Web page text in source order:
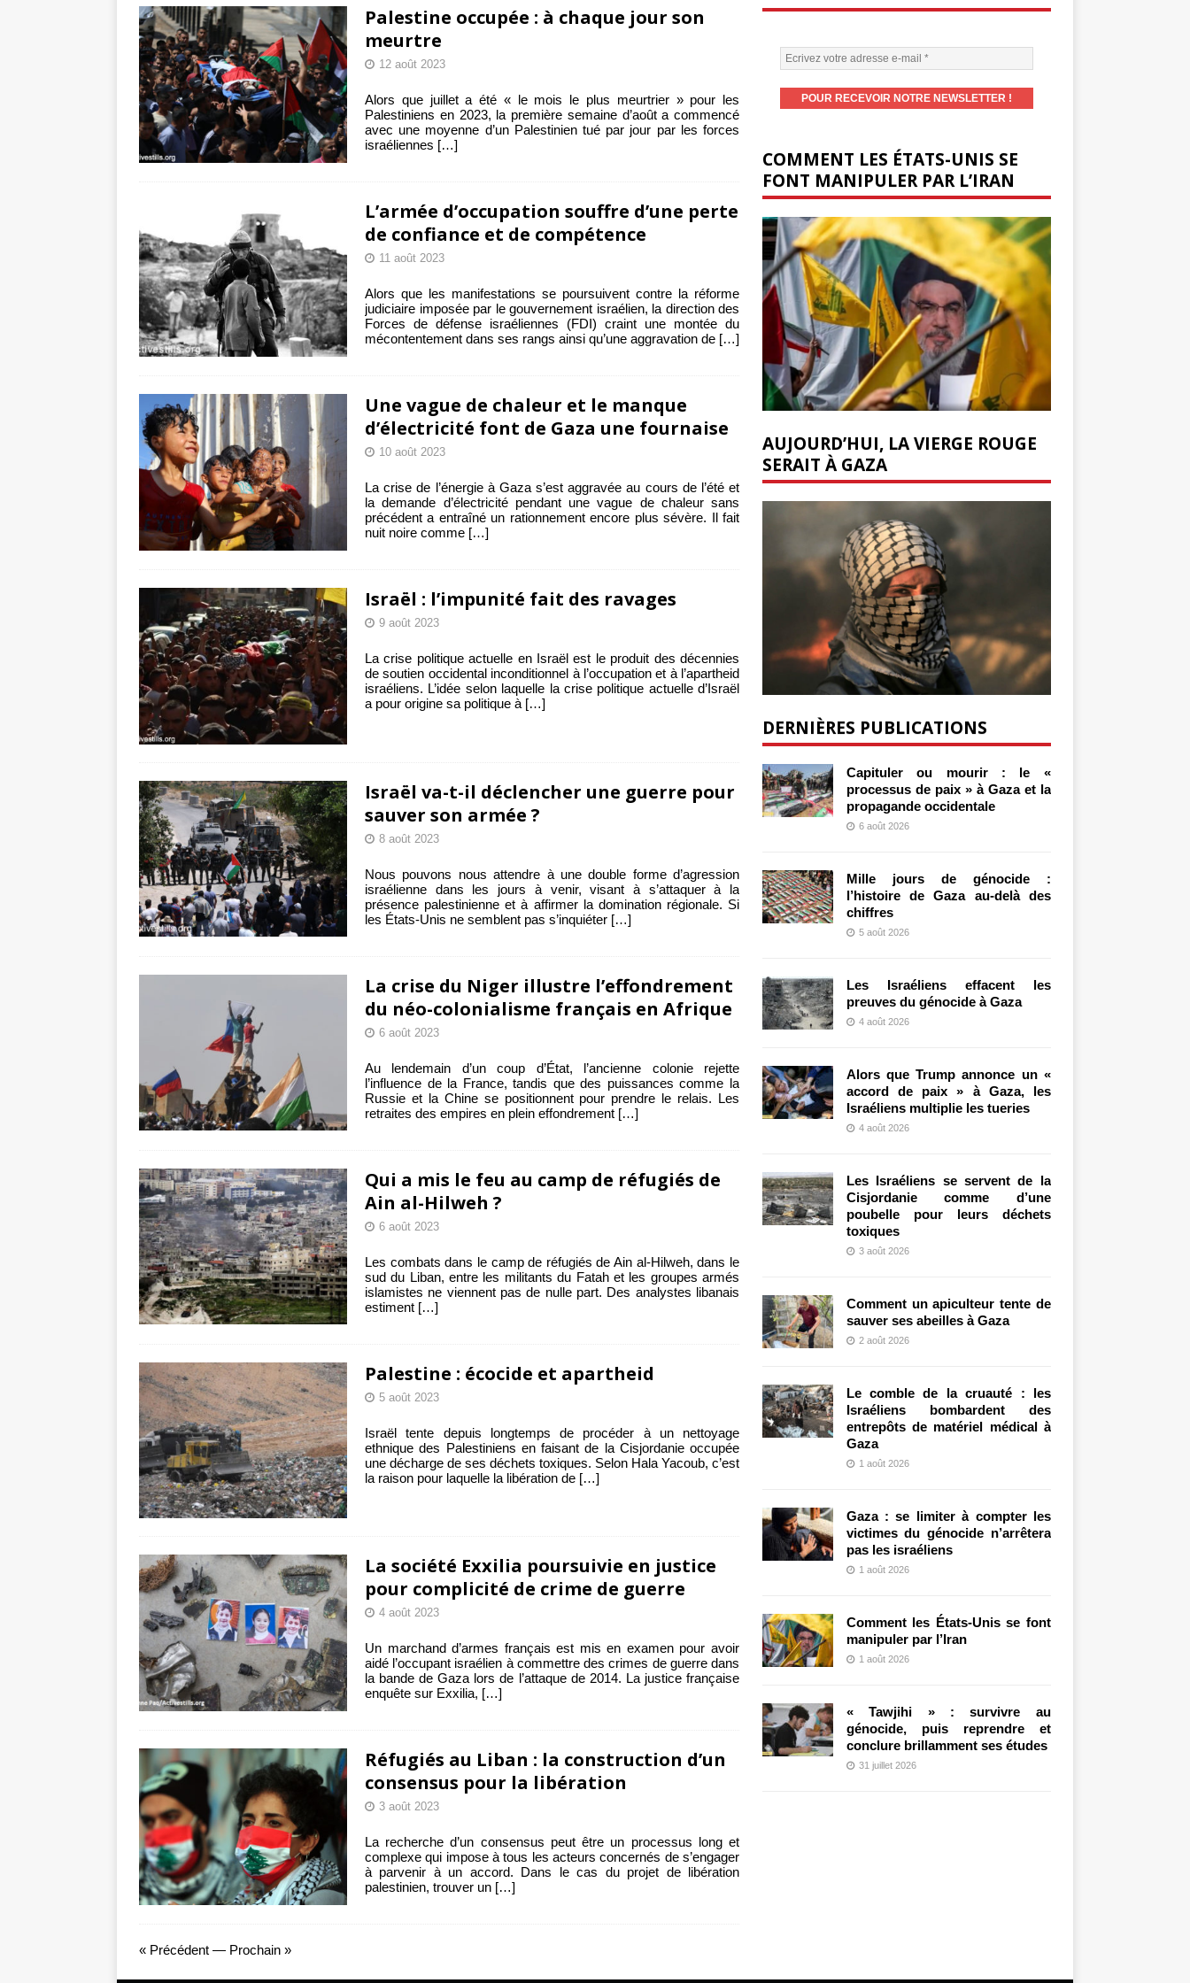
Palestine occupée : à chaque jour son
meurtre
12 août 2023
Alors que juillet a été « le mois le plus meurtrier » pour les
Palestiniens en 2023, la première semaine d’août a commencé
avec une moyenne d’un Palestinien tué par jour par les forces
israéliennes […]
L’armée d’occupation souffre d’une perte
de confiance et de compétence
11 août 2023
Alors que les manifestations se poursuivent contre la réforme
judiciaire imposée par le gouvernement israélien, la direction des
Forces de défense israéliennes (FDI) craint une montée du
mécontentement dans ses rangs ainsi qu’une aggravation de […]
Une vague de chaleur et le manque
d’électricité font de Gaza une fournaise
10 août 2023
La crise de l’énergie à Gaza s’est aggravée au cours de l’été et
la demande d’électricité pendant une vague de chaleur sans
précédent a entraîné un rationnement encore plus sévère. Il fait
nuit noire comme […]
Israël : l’impunité fait des ravages
9 août 2023
La crise politique actuelle en Israël est le produit des décennies
de soutien occidental inconditionnel à l’occupation et à l’apartheid
israéliens. L’idée selon laquelle la crise politique actuelle d’Israël
a pour origine sa politique à […]
Israël va-t-il déclencher une guerre pour
sauver son armée ?
8 août 2023
Nous pouvons nous attendre à une double forme d’agression
israélienne dans les jours à venir, visant à s’attaquer à la
présence palestinienne et à affirmer la domination régionale. Si
les États-Unis ne semblent pas s’inquiéter […]
La crise du Niger illustre l’effondrement
du néo-colonialisme français en Afrique
6 août 2023
Au lendemain d’un coup d’État, l’ancienne colonie rejette
l’influence de la France, tandis que des puissances comme la
Russie et la Chine se positionnent pour prendre le relais. Les
retraites des empires en plein effondrement […]
Qui a mis le feu au camp de réfugiés de
Ain al-Hilweh ?
6 août 2023
Les combats dans le camp de réfugiés de Ain al-Hilweh, dans le
sud du Liban, entre les militants du Fatah et les groupes armés
islamistes ne viennent pas de nulle part. Des analystes libanais
estiment […]
Palestine : écocide et apartheid
5 août 2023
Israël tente depuis longtemps de procéder à un nettoyage
ethnique des Palestiniens en faisant de la Cisjordanie occupée
une décharge de ses déchets toxiques. Selon Hala Yacoub, c’est
la raison pour laquelle la libération de […]
La société Exxilia poursuivie en justice
pour complicité de crime de guerre
4 août 2023
Un marchand d’armes français est mis en examen pour avoir
aidé l’occupant israélien à commettre des crimes de guerre dans
la bande de Gaza lors de l’attaque de 2014. La justice française
enquête sur Exxilia, […]
Réfugiés au Liban : la construction d’un
consensus pour la libération
3 août 2023
La recherche d’un consensus peut être un processus long et
complexe qui impose à tous les acteurs concernés de s’engager
à parvenir à un accord. Dans le cas du projet de libération
palestinien, trouver un […]
« Précédent — Prochain »
COMMENT LES ÉTATS-UNIS SE
FONT MANIPULER PAR L’IRAN
AUJOURD’HUI, LA VIERGE ROUGE
SERAIT À GAZA
DERNIÈRES PUBLICATIONS
Capituler ou mourir : le «
processus de paix » à Gaza et la
propagande occidentale
6 août 2026
Mille jours de génocide :
l’histoire de Gaza au-delà des
chiffres
5 août 2026
Les Israéliens effacent les
preuves du génocide à Gaza
4 août 2026
Alors que Trump annonce un «
accord de paix » à Gaza, les
Israéliens multiplie les tueries
4 août 2026
Les Israéliens se servent de la
Cisjordanie comme d’une
poubelle pour leurs déchets
toxiques
3 août 2026
Comment un apiculteur tente de
sauver ses abeilles à Gaza
2 août 2026
Le comble de la cruauté : les
Israéliens bombardent des
entrepôts de matériel médical à
Gaza
1 août 2026
Gaza : se limiter à compter les
victimes du génocide n’arrêtera
pas les israéliens
1 août 2026
Comment les États-Unis se font
manipuler par l’Iran
1 août 2026
« Tawjihi » : survivre au
génocide, puis reprendre et
conclure brillamment ses études
31 juillet 2026